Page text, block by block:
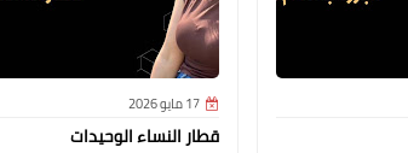
17 مايو 2026
قطار النساء الوحيدات